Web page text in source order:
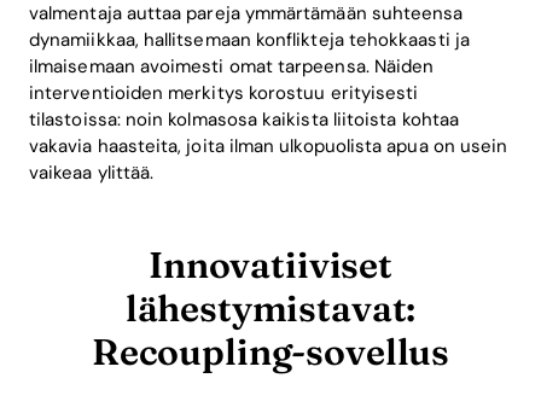
valmentaja auttaa pareja ymmärtämään suhteensa
dynamiikkaa, hallitsemaan konflikteja tehokkaasti ja
ilmaisemaan avoimesti omat tarpeensa. Näiden
interventioiden merkitys korostuu erityisesti
tilastoissa: noin kolmasosa kaikista liitoista kohtaa
vakavia haasteita, joita ilman ulkopuolista apua on usein
vaikeaa ylittää.
Innovatiiviset
lähestymistavat:
Recoupling-sovellus